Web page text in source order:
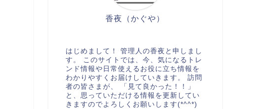
香夜（かぐや）
はじめまして！ 管理人の香夜と申しまし
す。 このサイトでは、今、気になるトレ
ンド情報や日常使えるお役に立ち情報を
わかりやすくお届けしていきます。 訪問
者の皆さまが、 「見て良かった！！」
と、思っていただける情報を更新してい
きますのでよろしくお願いします(*^^*)